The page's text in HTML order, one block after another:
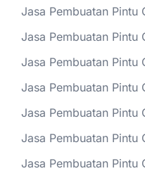
Jasa Pembuatan Pintu
Jasa Pembuatan Pintu
Jasa Pembuatan Pintu
Jasa Pembuatan Pintu
Jasa Pembuatan Pintu
Jasa Pembuatan Pintu
Jasa Pembuatan Pintu